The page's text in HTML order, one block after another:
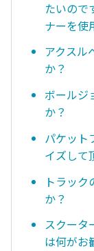
たいので
ナーを使
アクスル
か？
ボールジ
か？
パケット
イズして
トラッ
か？
スクータ
は何がお